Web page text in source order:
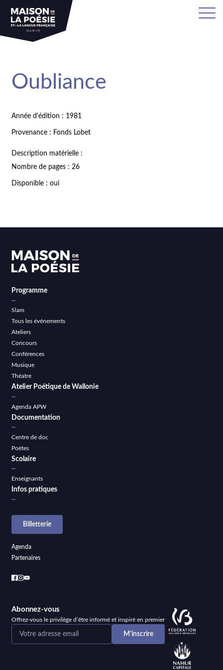
Oubliance
Année d'édition : 1981
Provenance : Fonds Lobet
Description matérielle :
Nombre de pages : 26
Disponible : oui
Programme
Slam
Tous les événements
Ateliers
Concours
Conférences
Musique
Théatre
Atelier Poétique de Wallonie
Agenda APW
Documentation
Centre de doc
Poètes
Scolaire
Enseignants
Infos pratiques
Billetterie
Agenda
Partenaires
Abonnez-vous
Offrez-vous le privilège d’être informé et inspiré en premier